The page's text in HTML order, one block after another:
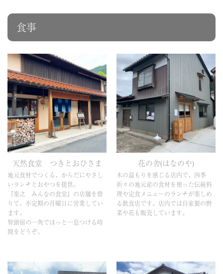
食事
天然食堂 つきとおひさま
地元食材でつくる、からだにやさし
いランチとおやつを提供。
『楽之 みんなの食堂』の店舗を借
りて、不定期の月曜日に営業してい
ます。
智頭宿の一角でほっと一息つける時
間をどうぞ。
花の舎(はなのや)
木の温もりを感じる店内で、四季
折々の地元産の食材を使った伝統料
理や定食メニューのランチが楽しめ
る飲食店です。店内では自家製の野
菜や花も販売しています。